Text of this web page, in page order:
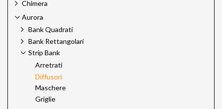
Chimera
Aurora
Bank Quadrati
Bank Rettangolari
Strip Bank
Arretrati
Diffusori
Maschere
Griglie